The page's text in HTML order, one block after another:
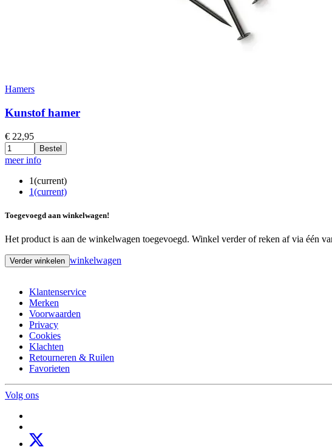
Hamers
Kunstof hamer
€ 22,95
Bestel
meer info
1(current)
1(current)
Toegevoegd aan winkelwagen!
Het product is aan de winkelwagen toegevoegd. Winkel verder of reken af via één
Verder winkelen winkelwagen
Klantenservice
Merken
Voorwaarden
Privacy
Cookies
Klachten
Retourneren & Ruilen
Favorieten
Volg ons